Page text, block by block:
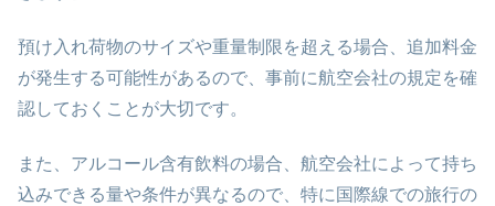
預け入れ荷物のサイズや重量制限を超える場合、追加料金
が発生する可能性があるので、事前に航空会社の規定を確
認しておくことが大切です。
また、アルコール含有飲料の場合、航空会社によって持ち
込みできる量や条件が異なるので、特に国際線での旅行の